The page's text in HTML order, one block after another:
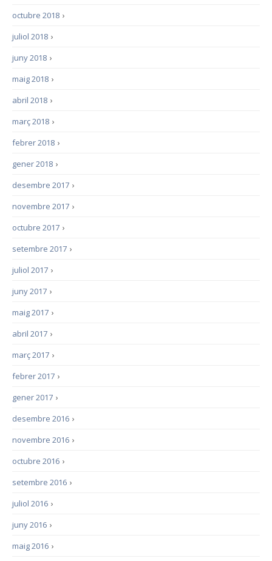
›
octubre 2018
›
juliol 2018
›
juny 2018
›
maig 2018
›
abril 2018
›
març 2018
›
febrer 2018
›
gener 2018
›
desembre 2017
›
novembre 2017
›
octubre 2017
›
setembre 2017
›
juliol 2017
›
juny 2017
›
maig 2017
›
abril 2017
›
març 2017
›
febrer 2017
›
gener 2017
›
desembre 2016
›
novembre 2016
›
octubre 2016
›
setembre 2016
›
juliol 2016
›
juny 2016
›
maig 2016